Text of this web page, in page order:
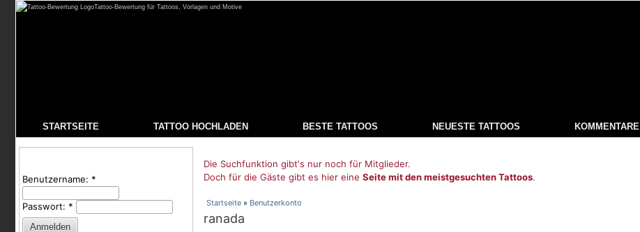
Tattoo-Bewertung für Tattoos, Vorlagen und Motive
STARTSEITE TATTOO HOCHLADEN BESTE TATTOOS NEUESTE TATTOOS KOMMENTARE
Benutzername: *
Passwort: *
Die Suchfunktion gibt's nur noch für Mitglieder.
Doch für die Gäste gibt es hier eine Seite mit den meistgesuchten Tattoos.
Startseite » Benutzerkonto
ranada